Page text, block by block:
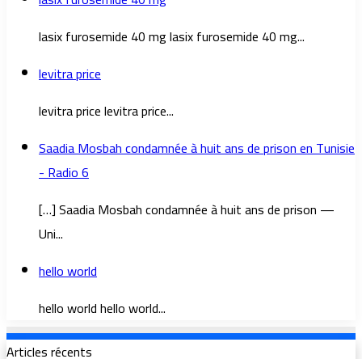
lasix furosemide 40 mg lasix furosemide 40 mg...
levitra price
levitra price levitra price...
Saadia Mosbah condamnée à huit ans de prison en Tunisie
- Radio 6
[…] Saadia Mosbah condamnée à huit ans de prison —
Uni...
hello world
hello world hello world...
Articles récents